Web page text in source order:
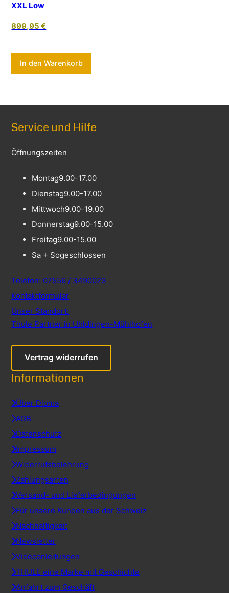
XXL Low
899,95€
In den Warenkorb
Service und Hilfe
Öffnungszeiten
Montag9.00-17.00
Dienstag9.00-17.00
Mittwoch9.00-19.00
Donnerstag9.00-15.00
Freitag9.00-15.00
Sa + Sogeschlossen
Telefon: 07556 / 3490023
Kontaktformular
Unser Standort:
Thule Partner in Uhldingen-Mühlhofen
Vertrag widerrufen
Informationen
Über Dioma
AGB
Datenschutz
Impressum
Widerrufsbelehrung
Zahlungsarten
Versand- und Lieferbedingungen
Für unsere Kunden aus der Schweiz
Nachhaltigkeit
Newsletter
Videoanleitungen
THULE eine Marke mit Geschichte
Anfahrt zum Geschäft